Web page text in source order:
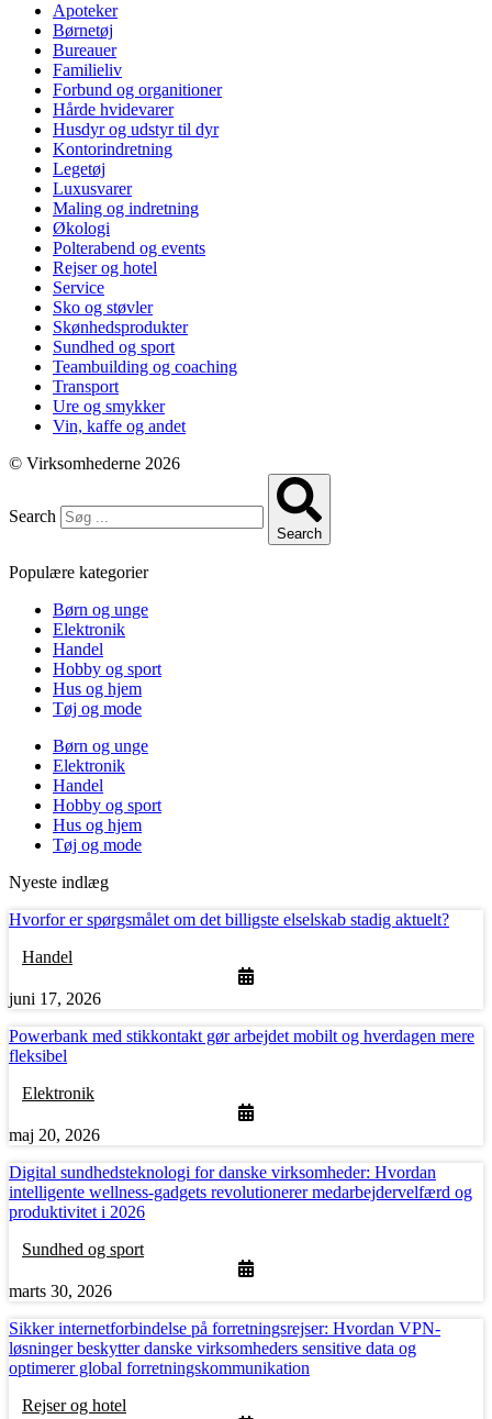
Apoteker
Børnetøj
Bureauer
Familieliv
Forbund og organitioner
Hårde hvidevarer
Husdyr og udstyr til dyr
Kontorindretning
Legetøj
Luxusvarer
Maling og indretning
Økologi
Polterabend og events
Rejser og hotel
Service
Sko og støvler
Skønhedsprodukter
Sundhed og sport
Teambuilding og coaching
Transport
Ure og smykker
Vin, kaffe og andet
© Virksomhederne 2026
Search
Search
Populære kategorier
Børn og unge
Elektronik
Handel
Hobby og sport
Hus og hjem
Tøj og mode
Børn og unge
Elektronik
Handel
Hobby og sport
Hus og hjem
Tøj og mode
Nyeste indlæg
Hvorfor er spørgsmålet om det billigste elselskab stadig aktuelt?
Handel
juni 17, 2026
Powerbank med stikkontakt gør arbejdet mobilt og hverdagen mere
fleksibel
Elektronik
maj 20, 2026
Digital sundhedsteknologi for danske virksomheder: Hvordan
intelligente wellness-gadgets revolutionerer medarbejdervelfærd og
produktivitet i 2026
Sundhed og sport
marts 30, 2026
Sikker internetforbindelse på forretningsrejser: Hvordan VPN-
løsninger beskytter danske virksomheders sensitive data og
optimerer global forretningskommunikation
Rejser og hotel